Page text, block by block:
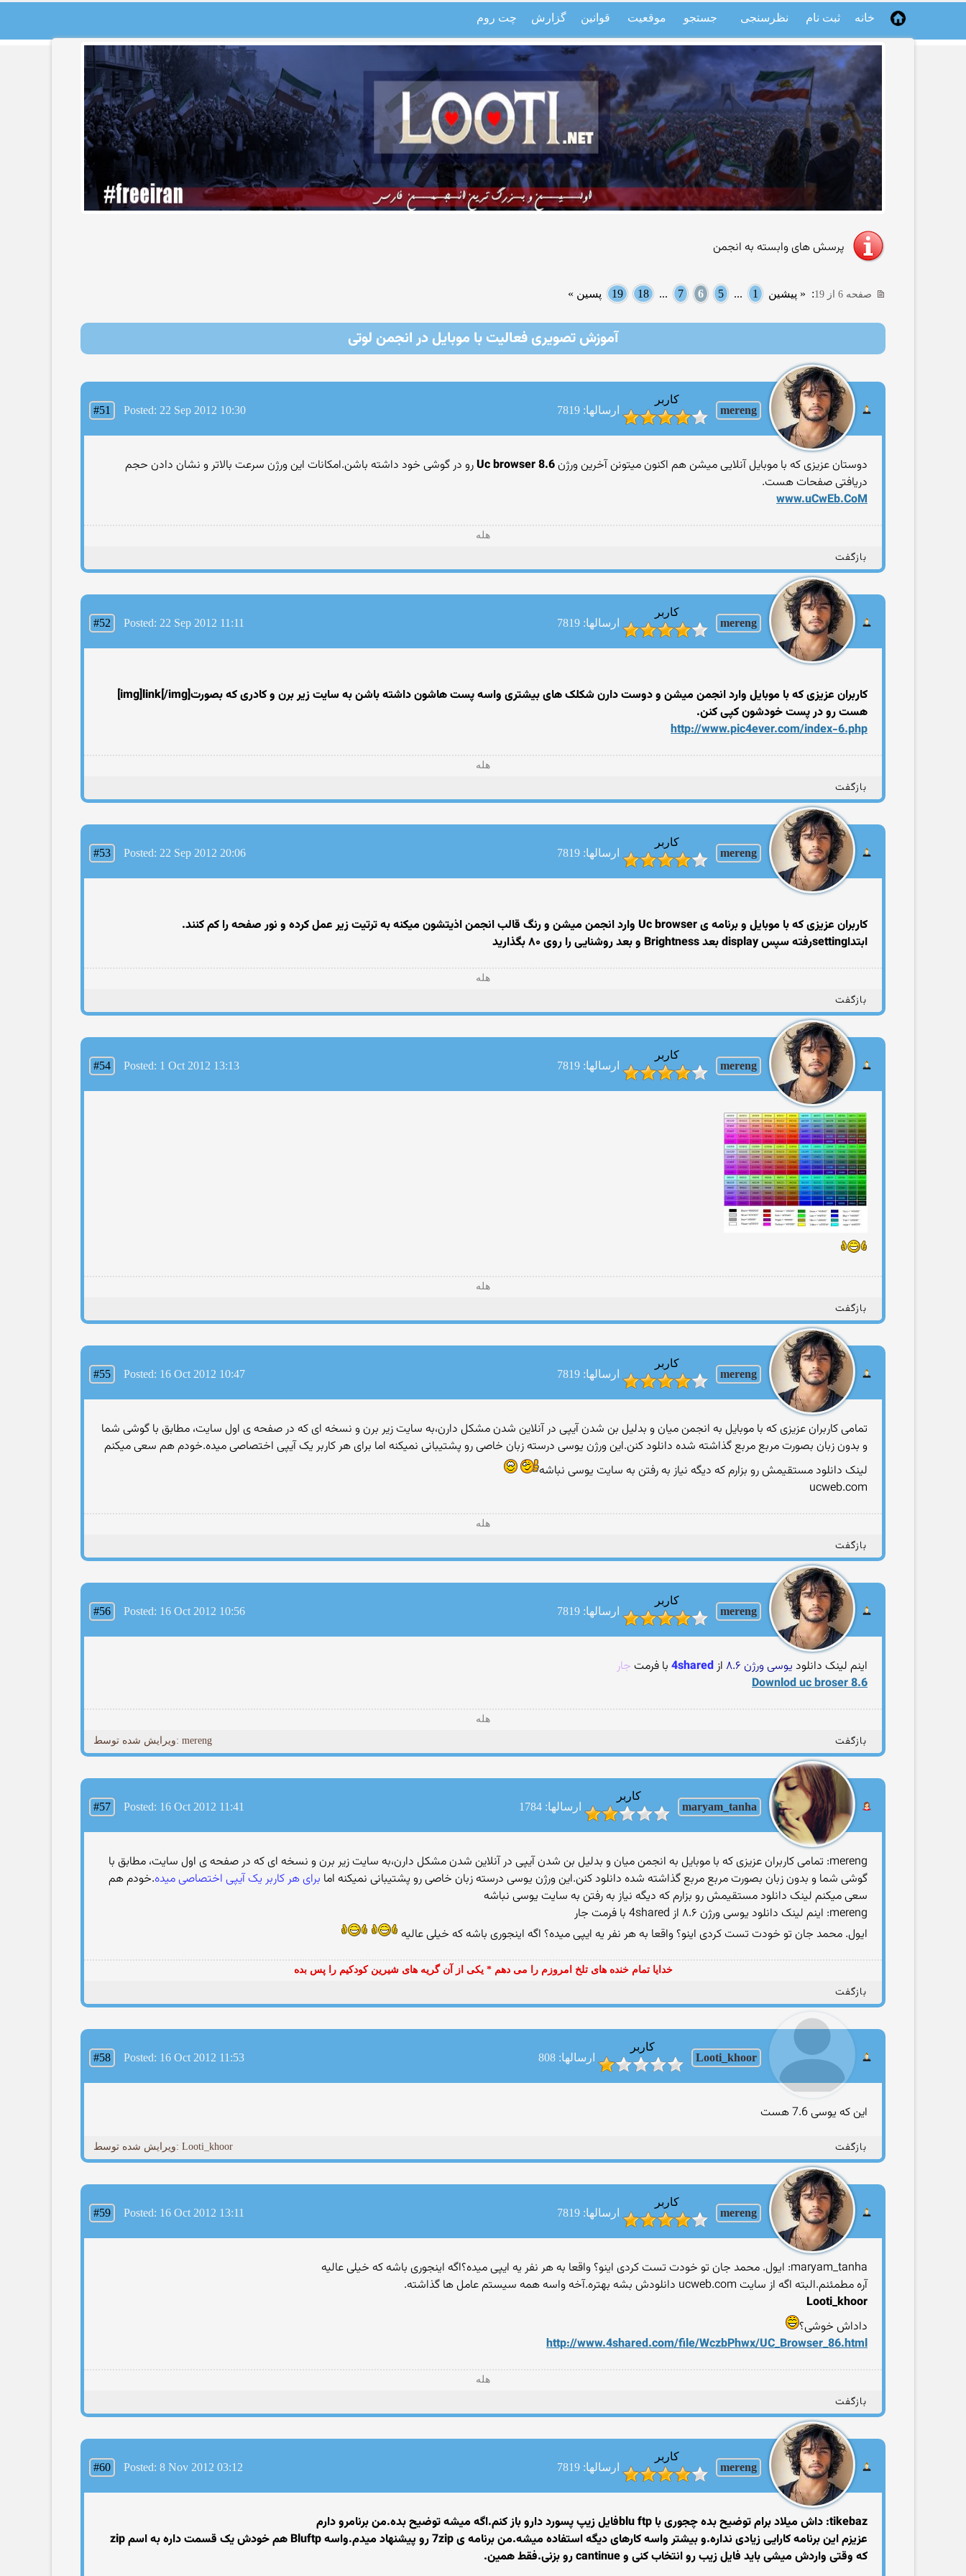
خانه ثبت نام نظرسنجی جستجو موقعیت قوانین گزارش چت روم
پرسش های وابسته به انجمن
صفحه 6 از 19 : « پیشین 1
...
5
6
7
...
18
19 پسین »
آموزش تصویری فعالیت با موبایل در انجمن لوتی
mereng
کاربر
ارسالها: 7819
#51 Posted: 22 Sep 2012 10:30
دوستان عزیزی که با موبایل آنلایی میشن هم اکنون میتونن آخرین ورژنUc browser 8.6‎‏ رو در گوشی خود داشته باشن.امکانات این ورژن سرعت بالاتر و نشان دادن حجم
دریافتی صفحات هست.
www.uCwEb.CoM
هله
بازگفت
mereng
کاربر
ارسالها: 7819
#52 Posted: 22 Sep 2012 11:11
هست رو در پست خودشون کپی کنن.
http://www.pic4ever.com/index-6.php
هله
بازگفت
mereng
کاربر
ارسالها: 7819
#53 Posted: 22 Sep 2012 20:06
کاربران عزیزی که با موبایل و برنامه ی ‏Uc browser‏ وارد انجمن میشن و رنگ قالب انجمن اذیتشون میکنه به ترتیت زیر عمل کرده و نور صفحه را کم کنند.
ابتداsettingرفته سپس ‏display‏ بعد ‏Brightness‏ و بعد روشنایی را روی ۸۰ بگذارید
هله
بازگفت
mereng
کاربر
ارسالها: 7819
#54 Posted: 1 Oct 2012 13:13
هله
بازگفت
mereng
کاربر
ارسالها: 7819
#55 Posted: 16 Oct 2012 10:47
تمامی کاربران عزیزی که با موبایل به انجمن میان و بدلیل بن شدن آیپی در آنلاین شدن مشکل دارن،به سایت زیر برن و نسخه ای که در صفحه ی اول سایت، مطابق با گوشی شما
و بدون زبان بصورت مربع مربع گذاشته شده دانلود کنن.این ورژن یوسی درسته زبان خاصی رو پشتیبانی نمیکنه اما برای هر کاربر یک آیپی اختصاصی میده.خودم هم سعی میکنم
لینک دانلود مستقیمش رو بزارم که دیگه نیاز به رفتن به سایت یوسی نباشه‎
ucweb.com
هله
بازگفت
mereng
کاربر
ارسالها: 7819
#56 Posted: 16 Oct 2012 10:56
اینم لینک دانلود از4shared
Downlod uc broser 8.6
هله
بازگفت ویرایش شده توسط: mereng
maryam_tanha
کاربر
ارسالها: 1784
#57 Posted: 16 Oct 2012 11:41
mereng: تمامی کاربران عزیزی که با موبایل به انجمن میان و بدلیل بن شدن آیپی در آنلاین شدن مشکل دارن،به سایت زیر برن و نسخه ای که در صفحه ی اول سایت، مطابق با
گوشی شما و بدون زبان بصورت مربع مربع گذاشته شده دانلود کنن.این ورژن یوسی درسته زبان خاصی رو پشتیبانی نمیکنه اما برای هر کاربر یک آیپی اختصاصی میده.خودم هم
سعی میکنم لینک دانلود مستقیمش رو بزارم که دیگه نیاز به رفتن به سایت یوسی نباشه‎ ‎
mereng: اینم لینک دانلود ‎یوسی ورژن ۸.۶‏‎ از 4shared‎‏ با فرمت ‎جار‎
ایول. محمد جان تو خودت تست کردی اینو؟ واقعا به هر نفر یه ایپی میده؟ اگه اینجوری باشه که خیلی عالیه
خدایا تمام خنده های تلخ امروزم را می دهم * یکی از آن گریه های شیرین کودکیم را پس بده
بازگفت
Looti_khoor
کاربر
ارسالها: 808
#58 Posted: 16 Oct 2012 11:53
این که یوسی 7.6 هست
بازگفت ویرایش شده توسط: Looti_khoor
mereng
کاربر
ارسالها: 7819
#59 Posted: 16 Oct 2012 13:11
maryam_tanha: ایول. محمد جان تو خودت تست کردی اینو؟ واقعا به هر نفر یه ایپی میده؟اگه اینجوری باشه که خیلی عالیه
آره مطمئنم.البته اگه از سایت ‏ucweb.com‏ دانلودش بشه بهتره.آخه واسه همه سیستم عامل ها گذاشته.
Looti_khoor
داداش خوشی؟‎
http://www.4shared.com/file/WczbPhwx/UC_Browser_86.html
هله
بازگفت
mereng
کاربر
ارسالها: 7819
#60 Posted: 8 Nov 2012 03:12
tikebaz: داش میلاد برام توضیح بده چجوری با blu ftpفایل زیپ پسورد دارو باز کنم.اگه میشه توضیح بده.من برنامرو دارم
که وقتی واردش میشی باید فایل زیب رو انتخاب کنی و ‏cantinue‏ رو بزنی.فقط همین.‏‎